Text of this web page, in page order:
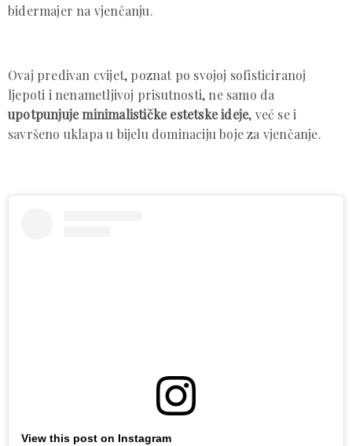
bidermajer na vjenčanju.
Ovaj predivan cvijet, poznat po svojoj sofisticiranoj
ljepoti i nenametljivoj prisutnosti, ne samo da
upotpunjuje minimalističke estetske ideje, već se i
savršeno uklapa u bijelu dominaciju boje za vjenčanje.
View this post on Instagram